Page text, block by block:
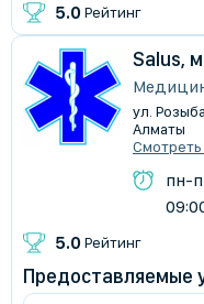
5.0 Рейтинг
Salus,
ул.
Алматы
Смотреть
пн-
5.0 Рейтинг
Предоставляемые